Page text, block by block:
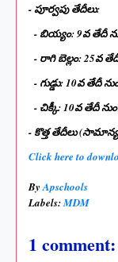
- పూర్వపు తేదీలు:
- బియ్యం: 9వ తేదీ
- రాగి బెల్లం: 25వ
- గుడ్డు: 10వ తేదీ
- చిక్కీ: 10వ తేదీ
- కొత్త తేదీలు
Click here to
ByApschools
Labels:MDM
1 comment: